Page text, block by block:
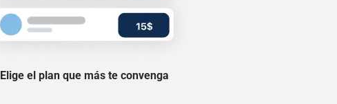
Elige el plan que más te convenga